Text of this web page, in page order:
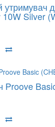
утримувач
Silver
Proove